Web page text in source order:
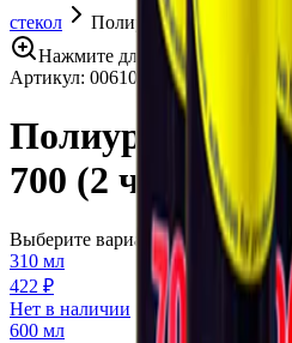
стекол
Полиуретановый клей
Нажмите для увеличения
Артикул: 006105 Бренд:
700 (2 часа),
Выберите вариант:
310 мл
422 ₽
Нет в наличии
600 мл